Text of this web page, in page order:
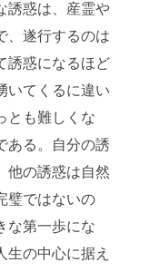
誘惑は、産霊や
、遂行するのは
誘惑になるほど
いてくるに違い
とも難しくな
ある。自分の誘
他の誘惑は自然
璧ではないの
な第一歩にな
生の中心に据え